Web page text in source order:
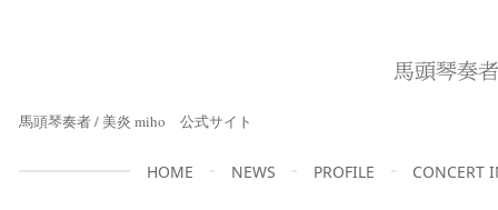
馬頭琴奏者 / 美炎 miho 公式サイト
HOME NEWS PROFILE CONCERT